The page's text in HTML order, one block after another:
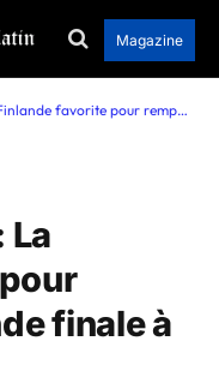
Magazine
pour remporter la grande finale à Vienne
La
finale à